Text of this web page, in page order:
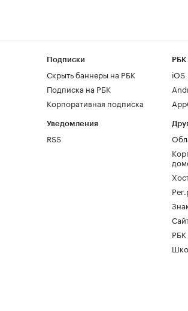
Подписки
Скрыть баннеры на РБК
Подписка на РБК
Корпоративная подписка
Уведомления
RSS
РБК
iOS